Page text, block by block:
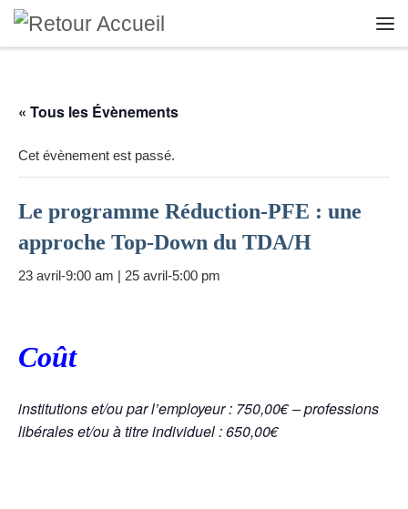
Skip to content
« Tous les Évènements
Cet évènement est passé.
Le programme Réduction-PFE : une
approche Top-Down du TDA/H
23 avril-9:00 am | 25 avril-5:00 pm
Coût
institutions et/ou par l’employeur : 750,00€ – professions
libérales et/ou à titre individuel : 650,00€